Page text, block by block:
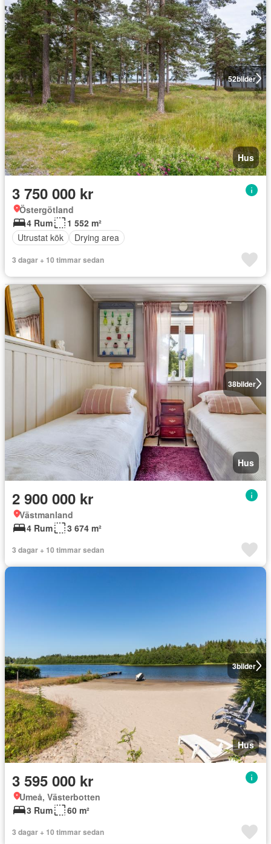
52bilder
Hus
3 750 000 kr
Östergötland
4 Rum
1 552 m²
Utrustat kök
Drying area
3 dagar + 10 timmar sedan
38bilder
Hus
2 900 000 kr
Västmanland
4 Rum
3 674 m²
3 dagar + 10 timmar sedan
3bilder
Hus
3 595 000 kr
Umeå, Västerbotten
3 Rum
60 m²
3 dagar + 10 timmar sedan